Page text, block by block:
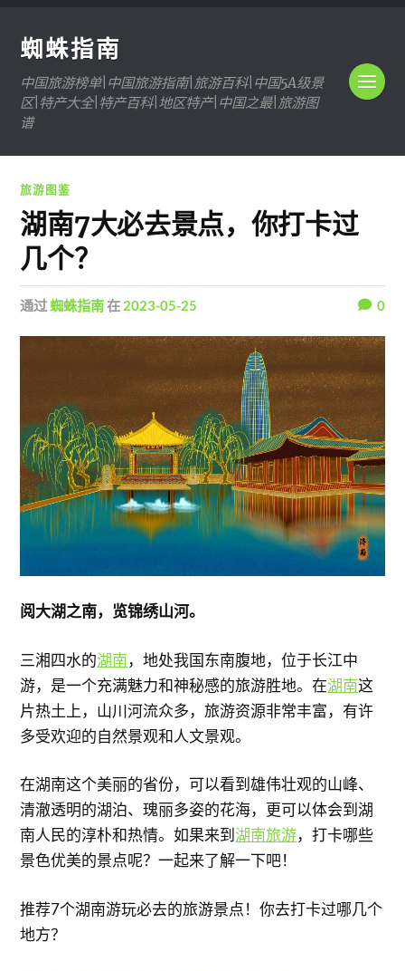
蜘蛛指南
中国旅游榜单|中国旅游指南|旅游百科|中国5A级景
区|特产大全|特产百科|地区特产|中国之最|旅游图
谱
旅游图鉴
湖南7大必去景点，你打卡过
几个？
通过蜘蛛指南在 2023-05-25 0
阅大湖之南，览锦绣山河。
三湘四水的湖南，地处我国东南腹地，位于长江中
游，是一个充满魅力和神秘感的旅游胜地。在湖南这
片热土上，山川河流众多，旅游资源非常丰富，有许
多受欢迎的自然景观和人文景观。
在湖南这个美丽的省份，可以看到雄伟壮观的山峰、
清澈透明的湖泊、瑰丽多姿的花海，更可以体会到湖
南人民的淳朴和热情。如果来到 湖南旅游，打卡哪些
景色优美的景点呢？一起来了解一下吧！
推荐7个湖南游玩必去的旅游景点！你去打卡过哪几个
地方？